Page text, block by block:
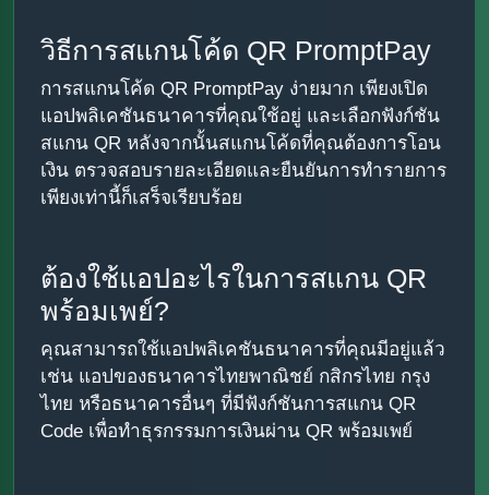
วิธีการสแกนโค้ด QR PromptPay
การสแกนโค้ด QR PromptPay ง่ายมาก เพียงเปิด
แอปพลิเคชันธนาคารที่คุณใช้อยู่ และเลือกฟังก์ชัน
สแกน QR หลังจากนั้นสแกนโค้ดที่คุณต้องการโอน
เงิน ตรวจสอบรายละเอียดและยืนยันการทำรายการ
เพียงเท่านี้ก็เสร็จเรียบร้อย
ต้องใช้แอปอะไรในการสแกน QR
พร้อมเพย์?
คุณสามารถใช้แอปพลิเคชันธนาคารที่คุณมีอยู่แล้ว
เช่น แอปของธนาคารไทยพาณิชย์ กสิกรไทย กรุง
ไทย หรือธนาคารอื่นๆ ที่มีฟังก์ชันการสแกน QR
Code เพื่อทำธุรกรรมการเงินผ่าน QR พร้อมเพย์